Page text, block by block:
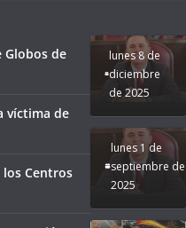
Globos de
víctima de
los Centros
lunes 8 de
diciembre
de 2025
Seguimos la
Ruta que
Marca
Nuestra
Rocío Nahle.
lunes 1 de
septiembre de
2025
Difamación